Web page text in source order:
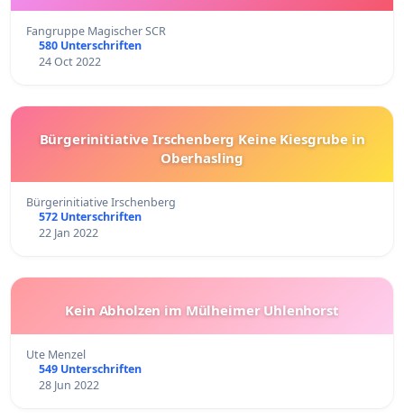
Fangruppe Magischer SCR
580 Unterschriften
24 Oct 2022
Bürgerinitiative Irschenberg Keine Kiesgrube in
Oberhasling
Bürgerinitiative Irschenberg
572 Unterschriften
22 Jan 2022
Kein Abholzen im Mülheimer Uhlenhorst
Ute Menzel
549 Unterschriften
28 Jun 2022